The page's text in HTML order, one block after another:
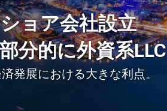
ョア会社設立
分的に外資系LLC
発展における大きな利点。